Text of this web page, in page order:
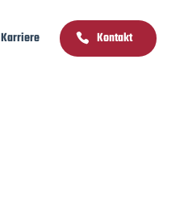
Karriere Kontakt